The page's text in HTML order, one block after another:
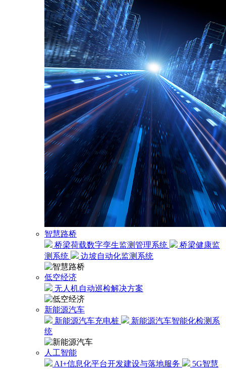
智慧路桥
桥梁荷载数字孪生监测管理系统
桥梁健康监
测系统
边坡自动化监测系统
低空经济
无人机自动巡检解决方案
新能源汽车
新能源汽车充电桩
新能源汽车智能化检测系
统
人工智能
AI+信息化平台开发建设与落地服务
5G智慧